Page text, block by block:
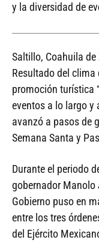
y la diversidad de
Saltillo, Coahuila
Resultado del
promoción turística
eventos a lo largo y
avanzó a pasos de
Semana Santa y
Durante el periodo
gobernador Manolo
Gobierno puso en
entre los tres
del Ejército